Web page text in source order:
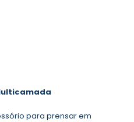
para prensar em